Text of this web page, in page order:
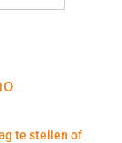
te stellen of